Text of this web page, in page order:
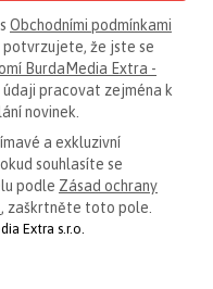
Obchodními podmínkami
potvrzujete, že jste se
BurdaMedia Extra -
údaji pracovat zejména k
novinek.
a exkluzivní
souhlasíte se
podle Zásad ochrany
, zaškrtněte toto pole.
Extra s.r.o.